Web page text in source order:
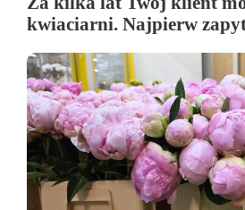
kwiaciarni. Najpierw